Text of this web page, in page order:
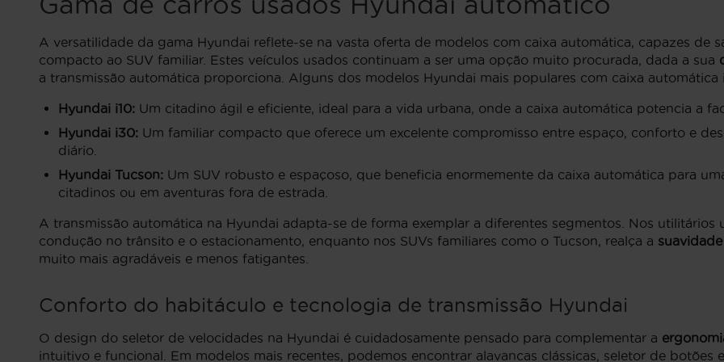
A versatilidade da gama Hyundai reflete-se na vasta oferta de modelos com caixa automática, capazes de
compacto ao SUV familiar. Estes veículos usados continuam a ser uma opção muito procurada, dada a sua
a transmissão automática proporciona. Alguns dos modelos Hyundai mais populares com caixa automática
Hyundai i10: Um citadino ágil e eficiente, ideal para a vida urbana, onde a caixa automática potencia a
Hyundai i30: Um familiar compacto que oferece um excelente compromisso entre espaço, conforto e
diário.
Hyundai Tucson: Um SUV robusto e espaçoso, que beneficia enormemente da caixa automática para
citadinos ou em aventuras fora de estrada.
A transmissão automática na Hyundai adapta-se de forma exemplar a diferentes segmentos. Nos utilitários
condução no trânsito e o estacionamento, enquanto nos SUVs familiares como o Tucson, realça a
muito mais agradáveis e menos fatigantes.
Conforto do habitáculo e tecnologia de transmissão Hyundai
O design do seletor de velocidades na Hyundai é cuidadosamente pensado para complementar a
intuitivo e funcional. Em modelos mais recentes, podemos encontrar alavancas clássicas, seletor de